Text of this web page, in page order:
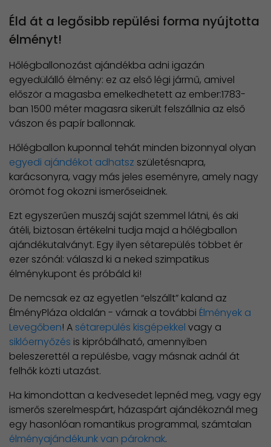
​Éld át a legősibb repülési forma nyújtotta
élményt!
Hőlégballonozást ajándékba adni igazán
egyedülálló élmény: ez az első légi jármű, amivel
először a magasba emelkedhetett az ember:1783-
ban 1500 méter magasra sikerült felszállnia az első
vászon és papír ballonnak.
Hőlégballon kuponnal tehát minden bizonnyal olyan
egyedi ajándékot adhatsz születésnapra,
karácsonyra, vagy más jeles eseményre, amely nagy
örömöt fog okozni ismerőseidnek.
Ezt egyszerűen muszáj saját szemmel látni, és aki
átéli, biztosan értékelni tudja majd a hőlégballon
ajándékutalványt. Egy ilyen sétarepülés többet ér
ezer szónál: válaszd ki a neked szimpatikus
élménykupont és próbáld ki!
De nemcsak ez az egyetlen “elszállt” kaland az
ÉlményPláza oldalán - várnak a további Élmények a
Levegőben! A sétarepülés kisgépekkel vagy a
siklóernyőzés is kipróbálható, amennyiben
beleszerettél a repülésbe, vagy másnak adnál át
felhők közti utazást.
Ha kimondottan a kedvesedet lepnéd meg, vagy egy
ismerős szerelmespárt, házaspárt ajándékoznál meg
egy hasonlóan romantikus programmal, számtalan
élményajándékunk van pároknak.